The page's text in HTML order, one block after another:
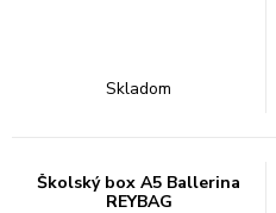
Skladom
Školský box A5 Ballerina
REYBAG